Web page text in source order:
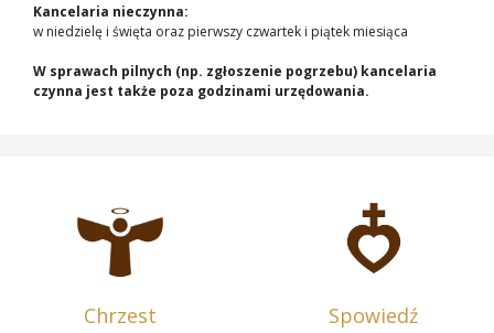
Kancelaria nieczynna:
w niedzielę i święta oraz pierwszy czwartek i piątek miesiąca
W sprawach pilnych (np. zgłoszenie pogrzebu) kancelaria
czynna jest także poza godzinami urzędowania.
Chrzest Spowiedź